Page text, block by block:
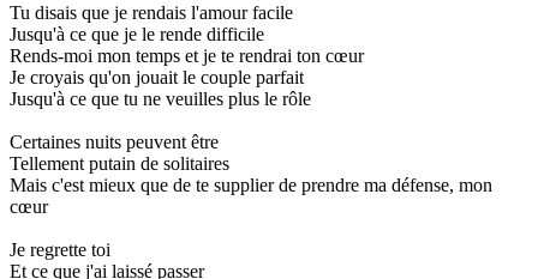
Tu disais que je rendais l'amour facile
Jusqu'à ce que je le rende difficile
Rends-moi mon temps et je te rendrai ton cœur
Je croyais qu'on jouait le couple parfait
Jusqu'à ce que tu ne veuilles plus le rôle
Certaines nuits peuvent être
Tellement putain de solitaires
Mais c'est mieux que de te supplier de prendre ma défense, mon
cœur
Je regrette toi
Et ce que j'ai laissé passer